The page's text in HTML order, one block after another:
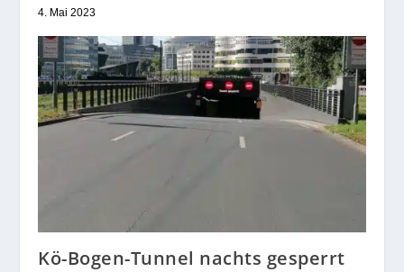
4. Mai 2023
Kö-Bogen-Tunnel nachts gesperrt